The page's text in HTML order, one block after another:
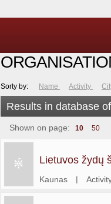
Sorty by: Name Activity
Results in database
Shown on page: 10 50
Lietuvos žydų
Kaunas |